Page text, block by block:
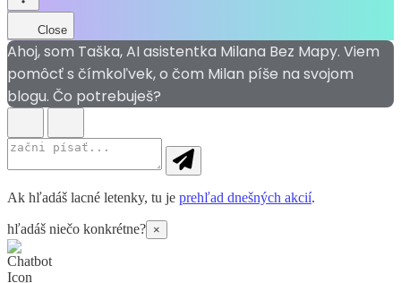
Close
Ahoj, som Taška, AI asistentka Milana Bez Mapy. Viem
pomôcť s čímkoľvek, o čom Milan píše na svojom
blogu. Čo potrebuješ?
Ak hľadáš lacné letenky, tu je prehľad dnešných akcií.
hľadáš niečo konkrétne? ×